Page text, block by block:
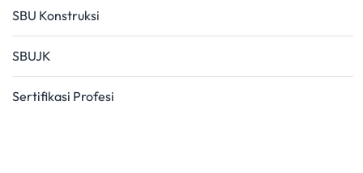
SBU Konstruksi
SBUJK
Sertifikasi Profesi